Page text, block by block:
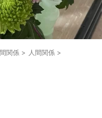
関係 > 人間関係 >